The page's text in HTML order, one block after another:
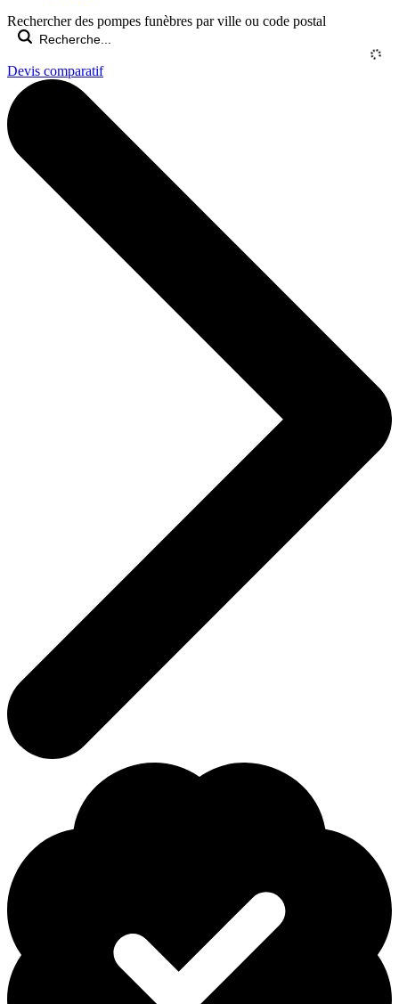
Rechercher des pompes funèbres par ville ou code postal
Devis comparatif